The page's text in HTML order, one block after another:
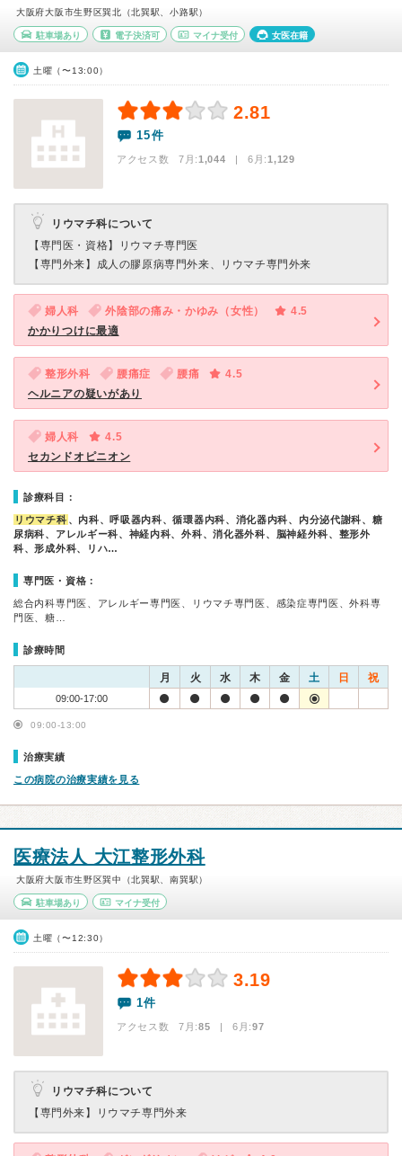
大阪府大阪市生野区巽北（北巽駅、小路駅）
駐車場あり 電子決済可 マイナ受付 女医在籍
土曜（〜13:00）
2.81
15件
アクセス数 7月:1,044 | 6月:1,129
リウマチ科について
【専門医・資格】
リウマチ専門医
【専門外来】 成人の膠原病専門外来、リウマチ専門外来
婦人科 外陰部の痛み・かゆみ（女性）
4.5
かかりつけに最適
整形外科 腰痛症 腰痛
4.5
ヘルニアの疑いがあり
婦人科
4.5
セカンドオピニオン
診療科目：
リウマチ科 、内科、呼吸器内科、循環器内科、消化器内科、内分泌代謝科、糖
尿病科、アレルギー科、神経内科、外科、消化器外科、脳神経外科、整形外
科、形成外科、リハ…
専門医・資格：
総合内科専門医、アレルギー専門医、リウマチ専門医、感染症専門医、外科専
門医、糖…
診療時間
月 火 水 木 金 土 日 祝
09:00-17:00
09:00-13:00
治療実績
この病院の治療実績を見る
医療法人 大江整形外科
大阪府大阪市生野区巽中（北巽駅、南巽駅）
駐車場あり マイナ受付
土曜（〜12:30）
3.19
1件
アクセス数 7月:85 | 6月:97
リウマチ科について
【専門外来】
リウマチ専門外来